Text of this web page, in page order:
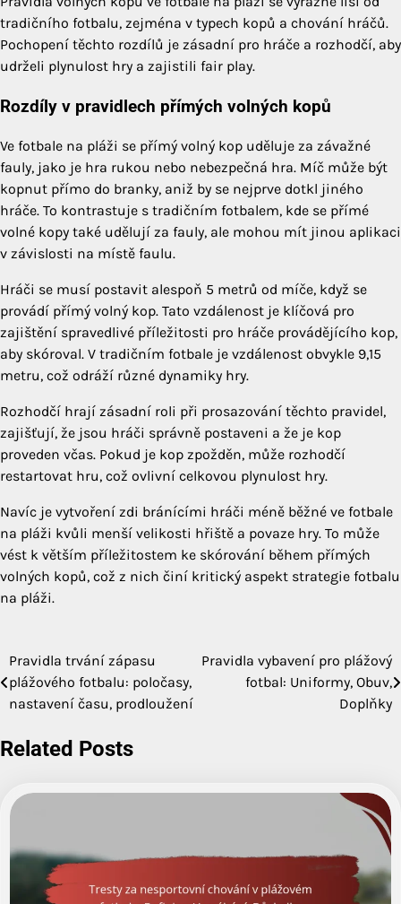
tradičního fotbalu, zejména v typech kopů a chování hráčů.
Pochopení těchto rozdílů je zásadní pro hráče a rozhodčí, aby
udrželi plynulost hry a zajistili fair play.
Rozdíly v pravidlech přímých volných kopů
Ve fotbale na pláži se přímý volný kop uděluje za závažné
fauly, jako je hra rukou nebo nebezpečná hra. Míč může být
kopnut přímo do branky, aniž by se nejprve dotkl jiného
hráče. To kontrastuje s tradičním fotbalem, kde se přímé
volné kopy také udělují za fauly, ale mohou mít jinou aplikaci
v závislosti na místě faulu.
Hráči se musí postavit alespoň 5 metrů od míče, když se
provádí přímý volný kop. Tato vzdálenost je klíčová pro
zajištění spravedlivé příležitosti pro hráče provádějícího kop,
aby skóroval. V tradičním fotbale je vzdálenost obvykle 9,15
metru, což odráží různé dynamiky hry.
Rozhodčí hrají zásadní roli při prosazování těchto pravidel,
zajišťují, že jsou hráči správně postaveni a že je kop
proveden včas. Pokud je kop zpožděn, může rozhodčí
restartovat hru, což ovlivní celkovou plynulost hry.
Navíc je vytvoření zdi bránícími hráči méně běžné ve fotbale
na pláži kvůli menší velikosti hřiště a povaze hry. To může
vést k větším příležitostem ke skórování během přímých
volných kopů, což z nich činí kritický aspekt strategie fotbalu
na pláži.
Post
navigation
Pravidla trvání zápasu
plážového fotbalu: poločasy,
nastavení času, prodloužení
Pravidla vybavení pro plážový
fotbal: Uniformy, Obuv,
Doplňky
Related Posts